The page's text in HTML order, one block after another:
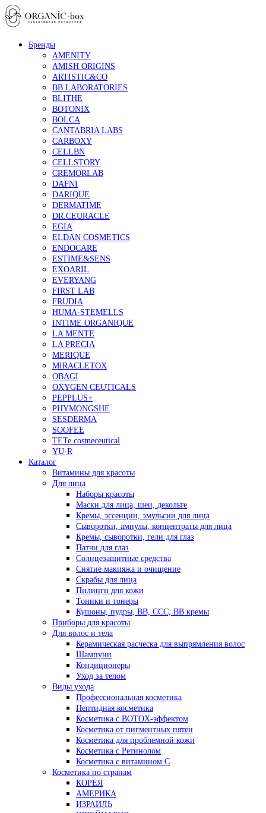
Бренды
AMENITY
AMISH ORIGINS
ARTISTIC&CO
BB LABORATORIES
BLITHE
BOTONIX
BOLCA
CANTABRIA LABS
CARBOXY
CELLBN
CELLSTORY
CREMORLAB
DAFNI
DARIQUE
DERMATIME
DR.CEURACLE
EGIA
ELDAN COSMETICS
ENDOCARE
ESTIME&SENS
EXOARIL
EVERYANG
FIRST LAB
FRUDIA
HUMA-STEMELLS
INTIME ORGANIQUE
LA MENTE
LA PRECIA
MERIQUE
MIRACLETOX
OBAGI
OXYGEN CEUTICALS
PEPPLUS+
PHYMONGSHE
SESDERMA
SOOFEE
TETe cosmeceutical
YU-R
Каталог
Витамины для красоты
Для лица
Наборы красоты
Маски для лица, шеи, декольте
Кремы, эссенции, эмульсии для лица
Сыворотки, ампулы, концентраты для лица
Кремы, сыворотки, гели для глаз
Патчи для глаз
Солнцезащитные средства
Снятие макияжа и очищение
Скрабы для лица
Пилинги для кожи
Тоники и тонеры
Кушоны, пудры, ВВ, ССС, ВВ кремы
Приборы для красоты
Для волос и тела
Керамическая расческа для выпрямления волос
Шампуни
Кондиционеры
Уход за телом
Виды ухода
Профессиональная косметика
Пептидная косметика
Косметика с BOTOX-эффектом
Косметика от пигментных пятен
Косметика для проблемной кожи
Косметика с Ретинолом
Косметика с витамином С
Косметика по странам
КОРЕЯ
АМЕРИКА
ИЗРАИЛЬ